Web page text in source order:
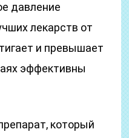
давление
лекарств от
и превышает
эффективны
который